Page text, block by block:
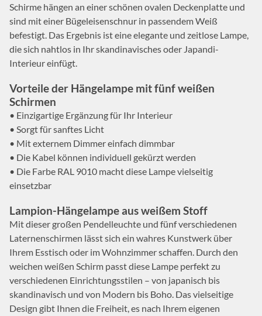
Schirme hängen an einer schönen ovalen Deckenplatte und
sind mit einer Bügeleisenschnur in passendem Weiß
befestigt. Das Ergebnis ist eine elegante und zeitlose Lampe,
die sich nahtlos in Ihr skandinavisches oder Japandi-
Interieur einfügt.
Vorteile der Hängelampe mit fünf weißen
Schirmen
• Einzigartige Ergänzung für Ihr Interieur
• Sorgt für sanftes Licht
• Mit externem Dimmer einfach dimmbar
• Die Kabel können individuell gekürzt werden
• Die Farbe RAL 9010 macht diese Lampe vielseitig
einsetzbar
Lampion-Hängelampe aus weißem Stoff
Mit dieser großen Pendelleuchte und fünf verschiedenen
Laternenschirmen lässt sich ein wahres Kunstwerk über
Ihrem Esstisch oder im Wohnzimmer schaffen. Durch den
weichen weißen Schirm passt diese Lampe perfekt zu
verschiedenen Einrichtungsstilen – von japanisch bis
skandinavisch und von Modern bis Boho. Das vielseitige
Design gibt Ihnen die Freiheit, es nach Ihrem eigenen